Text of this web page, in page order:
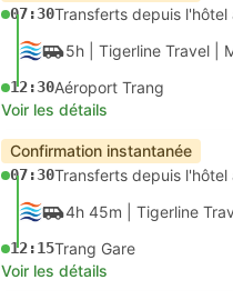
07:30Transferts depuis
5h | Tigerline Travel
12:30Aéroport Trang
Voir les détails
Confirmation instantanée
07:30Transferts depuis
4h 45m | Tigerline
12:15Trang Gare
Voir les détails